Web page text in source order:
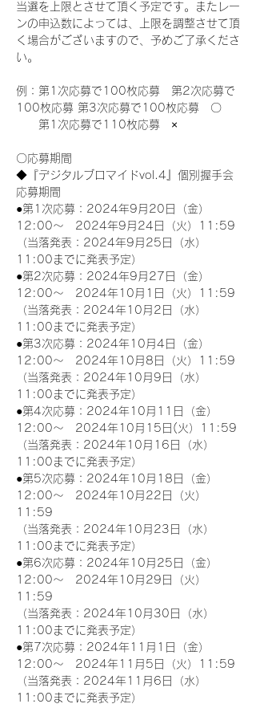
当選を上限とさせて頂く予定です。またレー
ンの申込数によっては、上限を調整させて頂
く場合がございますので、予めご了承くださ
い。
例：第1次応募で100枚応募　第2次応募で
100枚応募 第3次応募で100枚応募　〇
第1次応募で110枚応募　×
〇応募期間
◆『デジタルブロマイドvol.4』個別握手会
応募期間
●第1次応募：2024年9月20日（金）
12:00～　2024年9月24日（火）11:59
（当落発表：2024年9月25日（水）
11:00までに発表予定）
●第2次応募：2024年9月27日（金）
12:00～　2024年10月1日（火）11:59
（当落発表：2024年10月2日（水）
11:00までに発表予定）
●第3次応募：2024年10月4日（金）
12:00～　2024年10月8日（火）11:59
（当落発表：2024年10月9日（水）
11:00までに発表予定）
●第4次応募：2024年10月11日（金）
12:00～　2024年10月15日(火）11:59
（当落発表：2024年10月16日（水）
11:00までに発表予定）
●第5次応募：2024年10月18日（金）
12:00～　2024年10月22日（火）
11:59
（当落発表：2024年10月23日（水）
11:00までに発表予定）
●第6次応募：2024年10月25日（金）
12:00～　2024年10月29日（火）
11:59
（当落発表：2024年10月30日（水）
11:00までに発表予定）
●第7次応募：2024年11月1日（金）
12:00～　2024年11月5日（火）11:59
（当落発表：2024年11月6日（水）
11:00までに発表予定）